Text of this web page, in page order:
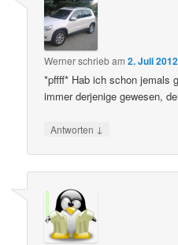
Wernerschriebam2. Juli
*pffff* Hab ich schon jemals
immer derjenige gewesen,
Antworten ↓